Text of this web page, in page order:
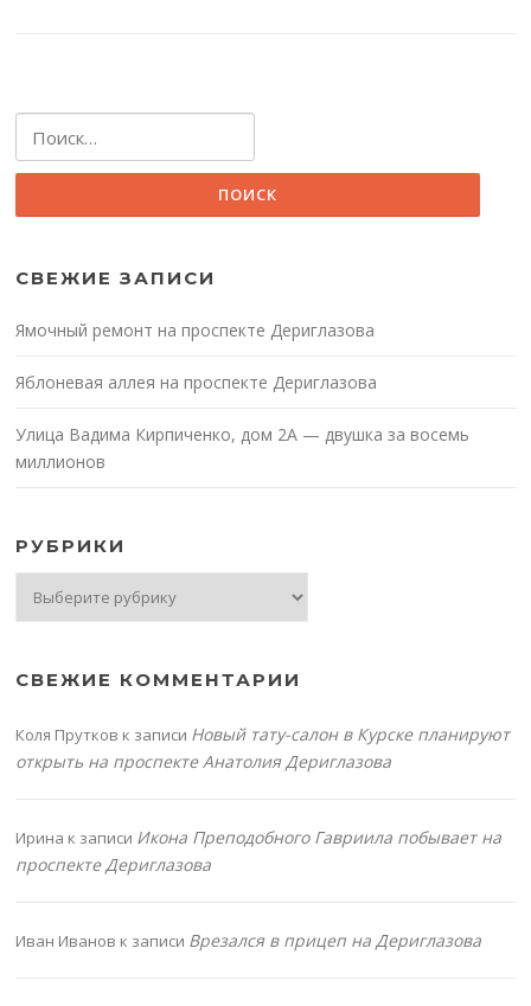
СВЕЖИЕ ЗАПИСИ
Ямочный ремонт на проспекте Дериглазова
Яблоневая аллея на проспекте Дериглазова
Улица Вадима Кирпиченко, дом 2А — двушка за восемь
миллионов
РУБРИКИ
СВЕЖИЕ КОММЕНТАРИИ
Коля Прутков к записи Новый тату-салон в Курске планируют
открыть на проспекте Анатолия Дериглазова
Ирина к записи Икона Преподобного Гавриила побывает на
проспекте Дериглазова
Иван Иванов к записи Врезался в прицеп на Дериглазова